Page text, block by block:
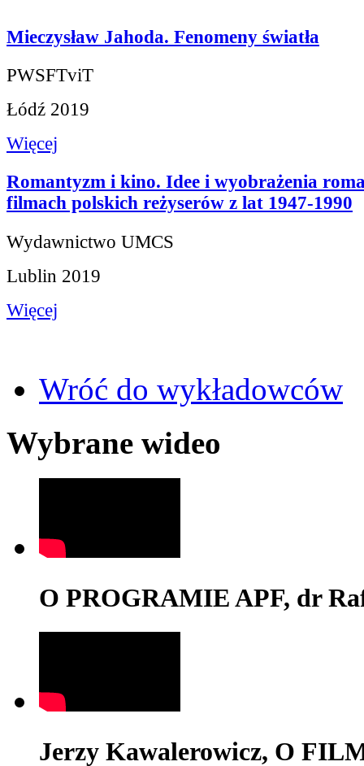
Mieczysław Jahoda. Fenomeny światła
PWSFTviT
Łódź 2019
Więcej
Romantyzm i kino. Idee i wyobrażenia
filmach polskich reżyserów z lat 1947-1990
Wydawnictwo UMCS
Lublin 2019
Więcej
Wróć do wykładowców
Wybrane wideo
O PROGRAMIE APF, dr
Jerzy Kawalerowicz, O